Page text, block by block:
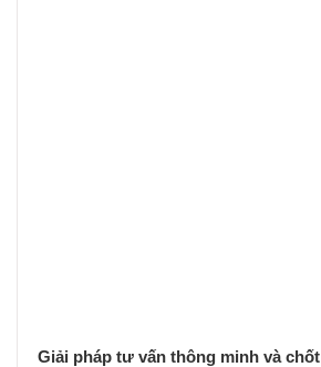
Giải pháp tư vấn thông minh và